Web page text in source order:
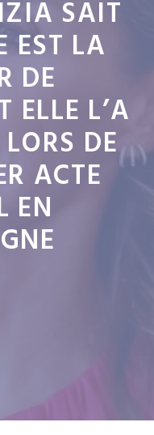
SAIT
EST LA
DE
ELLE L’A
DE
ACTE
EN